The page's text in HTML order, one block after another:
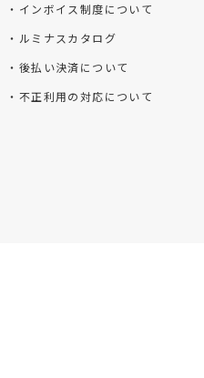
・インボイス制度について
・ルミナスカタログ
・後払い決済について
・不正利用の対応について